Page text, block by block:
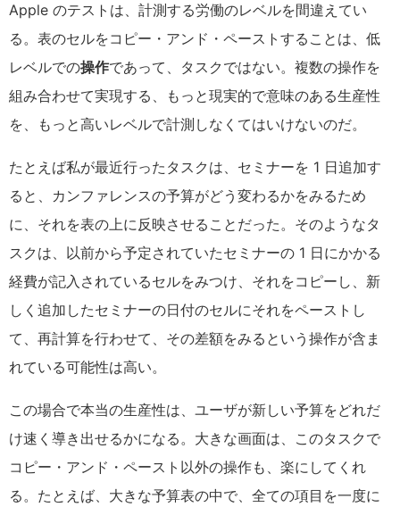
Apple のテストは、計測する労働のレベルを間違えてい
る。表のセルをコピー・アンド・ペーストすることは、低
レベルでの操作であって、タスクではない。複数の操作を
組み合わせて実現する、もっと現実的で意味のある生産性
を、もっと高いレベルで計測しなくてはいけないのだ。
たとえば私が最近行ったタスクは、セミナーを 1 日追加す
ると、カンファレンスの予算がどう変わるかをみるため
に、それを表の上に反映させることだった。そのようなタ
スクは、以前から予定されていたセミナーの 1 日にかかる
経費が記入されているセルをみつけ、それをコピーし、新
しく追加したセミナーの日付のセルにそれをペーストし
て、再計算を行わせて、その差額をみるという操作が含ま
れている可能性は高い。
この場合で本当の生産性は、ユーザが新しい予算をどれだ
け速く導き出せるかになる。大きな画面は、このタスクで
コピー・アンド・ペースト以外の操作も、楽にしてくれ
る。たとえば、大きな予算表の中で、全ての項目を一度に